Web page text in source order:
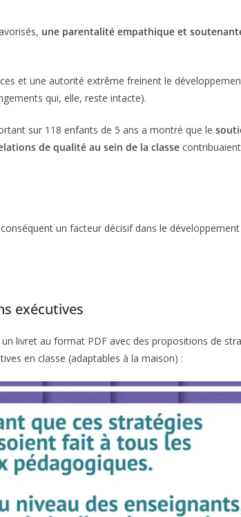
une parentalité empathique et
et une autorité extrême freinent le
qui, elle, reste intacte).
sur 118 enfants de 5 ans a montré que le
de qualité au sein de la classe
un facteur décisif dans le
exécutives
livret au format PDF avec des propositions de
en classe (adaptables à la maison) :